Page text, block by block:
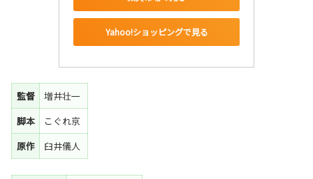
Yahoo!ショッピングで見る
監督
増井壮一
脚本
こぐれ京
原作
臼井儀人